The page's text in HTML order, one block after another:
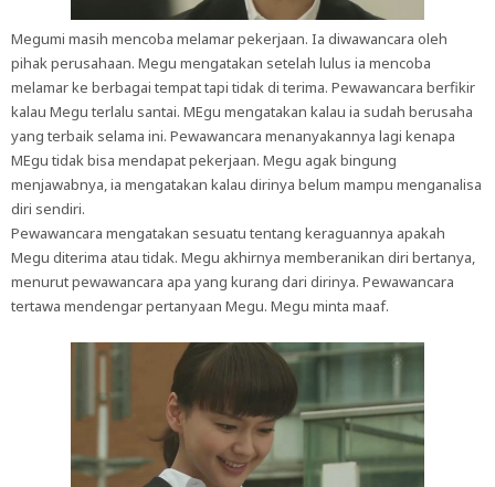
Megumi masih mencoba melamar pekerjaan. Ia diwawancara oleh
pihak perusahaan. Megu mengatakan setelah lulus ia mencoba
melamar ke berbagai tempat tapi tidak di terima. Pewawancara berfikir
kalau Megu terlalu santai. MEgu mengatakan kalau ia sudah berusaha
yang terbaik selama ini. Pewawancara menanyakannya lagi kenapa
MEgu tidak bisa mendapat pekerjaan. Megu agak bingung
menjawabnya, ia mengatakan kalau dirinya belum mampu menganalisa
diri sendiri.
Pewawancara mengatakan sesuatu tentang keraguannya apakah
Megu diterima atau tidak. Megu akhirnya memberanikan diri bertanya,
menurut pewawancara apa yang kurang dari dirinya. Pewawancara
tertawa mendengar pertanyaan Megu. Megu minta maaf.